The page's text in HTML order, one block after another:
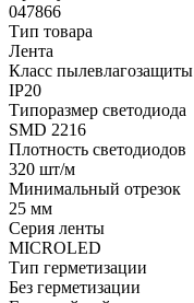
047866
Тип товара
Лента
Класс пылевлагозащиты
IP20
Типоразмер светодиода
SMD 2216
Плотность светодиодов
320 шт/м
Минимальный отрезок
25 мм
Серия ленты
MICROLED
Тип герметизации
Без герметизации